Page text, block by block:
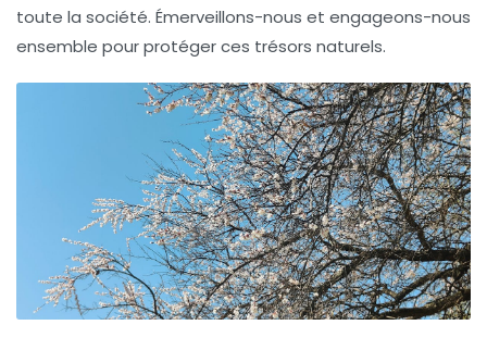
toute la société. Émerveillons-nous et engageons-nous
ensemble pour protéger ces trésors naturels.